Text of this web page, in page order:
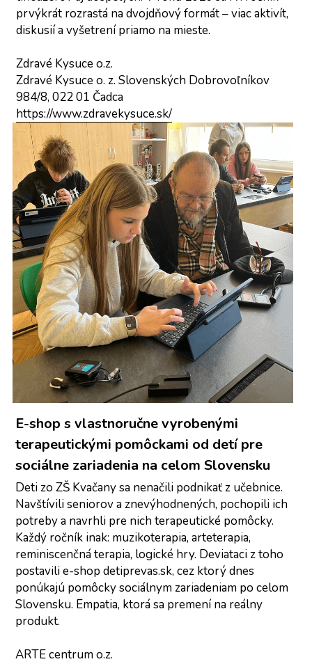
prvýkrát rozrastá na dvojdňový formát – viac aktivít,
diskusií a vyšetrení priamo na mieste.
Zdravé Kysuce o.z.
Zdravé Kysuce o. z. Slovenských Dobrovoľníkov
984/8, 022 01 Čadca
https://www.zdravekysuce.sk/
E-shop s vlastnoručne vyrobenými
terapeutickými pomôckami od detí pre
sociálne zariadenia na celom Slovensku
Deti zo ZŠ Kvačany sa nenačili podnikať z učebnice.
Navštívili seniorov a znevýhodnených, pochopili ich
potreby a navrhli pre nich terapeutické pomôcky.
Každý ročník inak: muzikoterapia, arteterapia,
reminiscenčná terapia, logické hry. Deviataci z toho
postavili e-shop detiprevas.sk, cez ktorý dnes
ponúkajú pomôcky sociálnym zariadeniam po celom
Slovensku. Empatia, ktorá sa premení na reálny
produkt.
ARTE centrum o.z.